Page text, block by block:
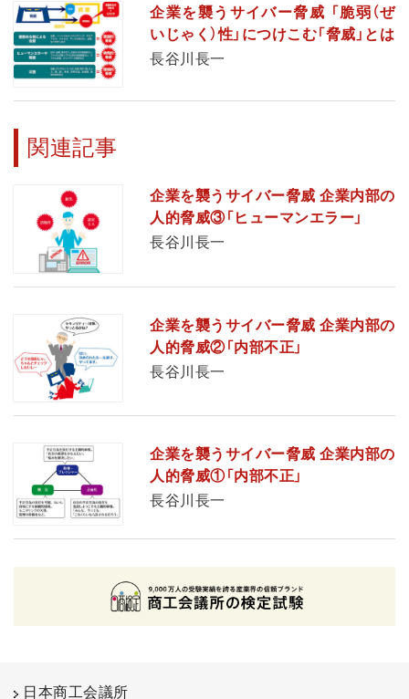
企業を襲うサイバー脅威 「脆弱（ぜ
いじゃく）性」につけこむ「脅威」とは
長谷川長一
関連記事
企業を襲うサイバー脅威 企業内部の
人的脅威③「ヒューマンエラー」
長谷川長一
企業を襲うサイバー脅威 企業内部の
人的脅威②「内部不正」
長谷川長一
企業を襲うサイバー脅威 企業内部の
人的脅威①「内部不正」
長谷川長一
日本商工会議所